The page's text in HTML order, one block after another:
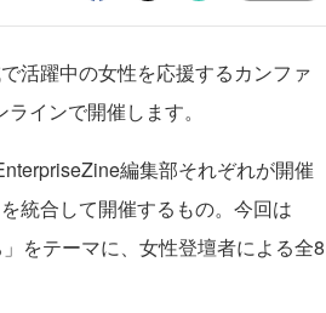
活躍中の女性を応援するカンファ
インで開催します。
編集部それぞれが開催
統合して開催するもの。今回は
をテーマに、女性登壇者による全8